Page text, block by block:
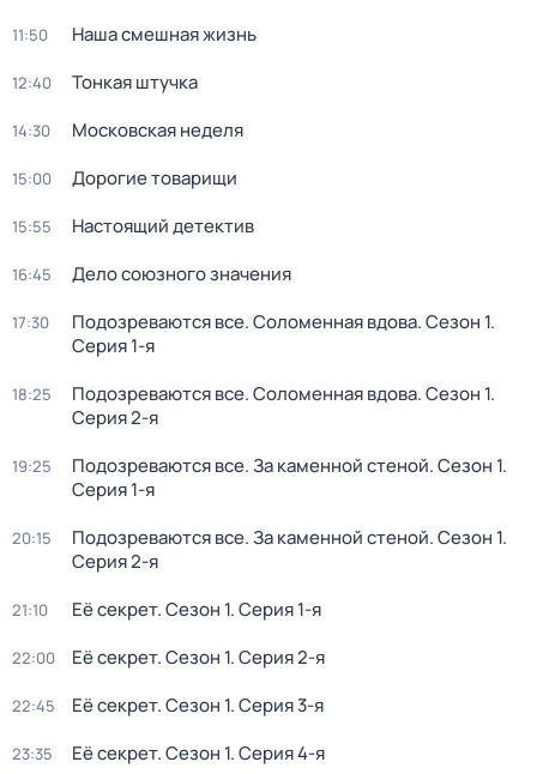
11:50 Наша смешная жизнь
12:40 Тонкая штучка
14:30 Московская неделя
15:00 Дорогие товарищи
15:55 Настоящий детектив
16:45 Дело союзного значения
17:30 Подозреваются все. Соломенная вдова. Сезон 1.
Серия 1-я
18:25 Подозреваются все. Соломенная вдова. Сезон 1.
Серия 2-я
19:25 Подозреваются все. За каменной стеной. Сезон 1.
Серия 1-я
20:15 Подозреваются все. За каменной стеной. Сезон 1.
Серия 2-я
21:10 Её секрет. Сезон 1. Серия 1-я
22:00 Её секрет. Сезон 1. Серия 2-я
22:45 Её секрет. Сезон 1. Серия 3-я
23:35 Её секрет. Сезон 1. Серия 4-я